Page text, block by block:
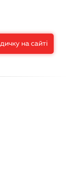
на сайті